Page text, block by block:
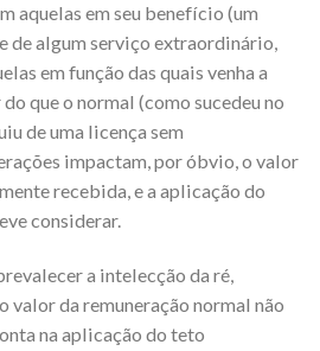
aquelas em seu benefício (um
de algum serviço extraordinário,
em função das quais venha a
que o normal (como sucedeu no
de uma licença sem
impactam, por óbvio, o valor
recebida, e a aplicação do
considerar.
a intelecção da ré,
valor da remuneração normal não
na aplicação do teto